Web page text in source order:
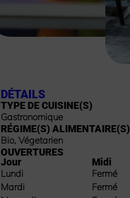
DÉTAILS
TYPE DE CUISINE(S)
Gastronomique
RÉGIME(S) ALIMENTAIRE(S)
Bio, Végetarien
OUVERTURES
Jour
Lundi
Mardi
Midi
Fermé
Fermé